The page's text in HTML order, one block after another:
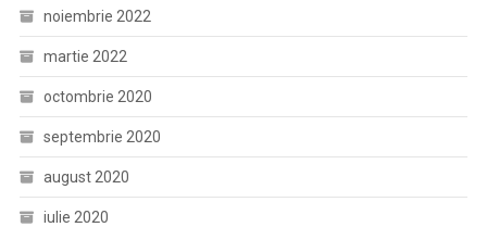
noiembrie 2022
martie 2022
octombrie 2020
septembrie 2020
august 2020
iulie 2020